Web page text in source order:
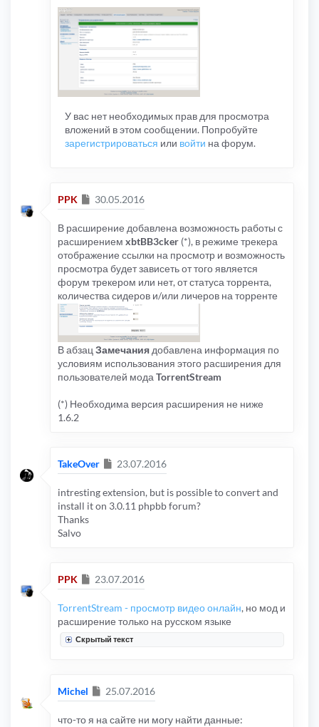
У вас нет необходимых прав для просмотра
вложений в этом сообщении. Попробуйте
зарегистрироваться или войти на форум.
PPK Сообщение
30.05.2016
В расширение добавлена возможность работы с
расширением xbtBB3cker (*), в режиме трекера
отображение ссылки на просмотр и возможность
просмотра будет зависеть от того является
форум трекером или нет, от статуса торрента,
количества сидеров и/или личеров на торренте
В абзац Замечания добавлена информация по
условиям использования этого расширения для
пользователей мода TorrentStream
(*) Необходима версия расширения не ниже
1.6.2
TakeOver Сообщение
23.07.2016
intresting extension, but is possible to convert and
install it on 3.0.11 phpbb forum?
Thanks
Salvo
PPK Сообщение
23.07.2016
TorrentStream - просмотр видео онлайн, но мод и
расширение только на русском языке
Скрытый текст
Michel Сообщение
25.07.2016
что-то я на сайте ни могу найти данные: